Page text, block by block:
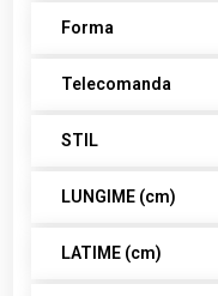
Forma
Telecomanda
STIL
LUNGIME (cm)
LATIME (cm)